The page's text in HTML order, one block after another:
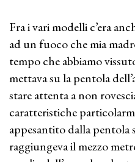
Fra i vari modelli c’era
ad un fuoco che mia
tempo che abbiamo
mettava su la pentola
stare attenta a non
caratteristiche
appesantito dalla
raggiungeva il mezzo